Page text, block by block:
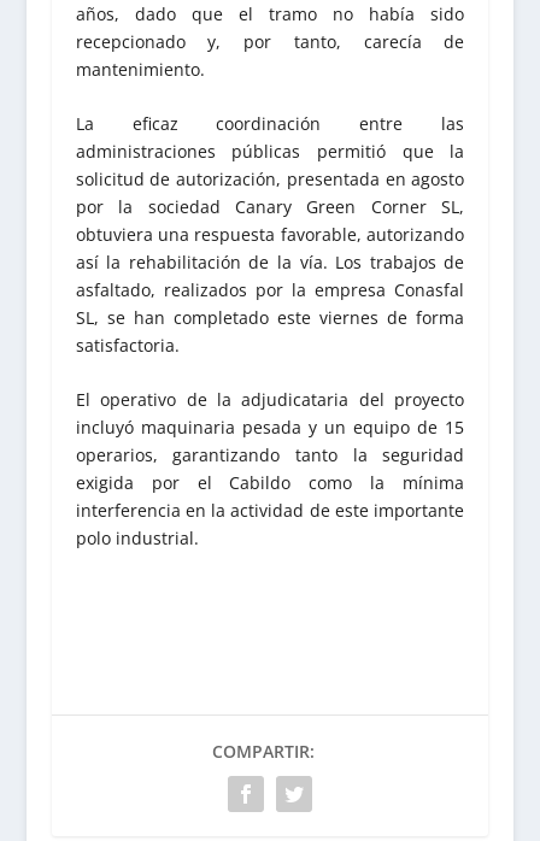
años, dado que el tramo no había sido
recepcionado y, por tanto, carecía de
mantenimiento.
La eficaz coordinación entre las
administraciones públicas permitió que la
solicitud de autorización, presentada en agosto
por la sociedad Canary Green Corner SL,
obtuviera una respuesta favorable, autorizando
así la rehabilitación de la vía. Los trabajos de
asfaltado, realizados por la empresa Conasfal
SL, se han completado este viernes de forma
satisfactoria.
El operativo de la adjudicataria del proyecto
incluyó maquinaria pesada y un equipo de 15
operarios, garantizando tanto la seguridad
exigida por el Cabildo como la mínima
interferencia en la actividad de este importante
polo industrial.
COMPARTIR: